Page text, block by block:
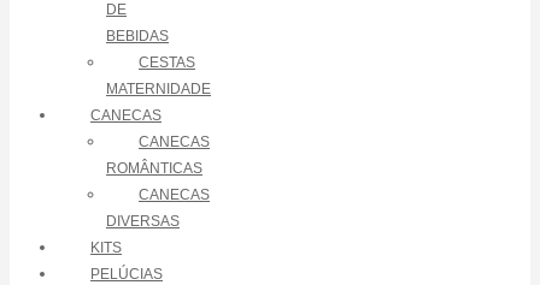
DE
BEBIDAS
CESTAS
MATERNIDADE
CANECAS
CANECAS
ROMÂNTICAS
CANECAS
DIVERSAS
KITS
PELÚCIAS